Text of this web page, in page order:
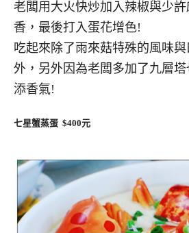
老闆用大火快炒加入辣椒與少
香，最後打入蛋花增色!
吃起來除了雨來菇特殊的風味
外，另外因為老闆多加了九層
添香氣!
七星蟹蒸蛋 $400元